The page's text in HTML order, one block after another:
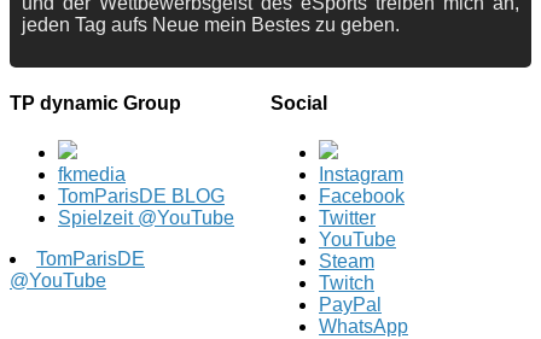
jeden Tag aufs Neue mein Bestes zu geben.
TP dynamic Group
fkmedia
TomParisDE BLOG
Spielzeit @YouTube
TomParisDE
@YouTube
Social
Instagram
Facebook
Twitter
YouTube
Steam
Twitch
PayPal
WhatsApp